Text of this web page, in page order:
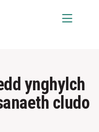
ynghylch
cludo